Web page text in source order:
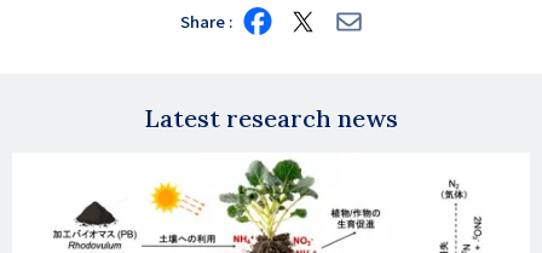
Share Share
on
Share
on
Share
via
Latest research news